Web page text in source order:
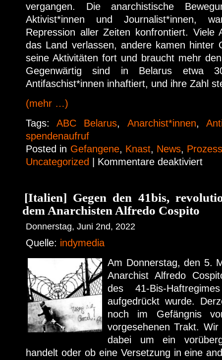
vergangen. Die anarchistische
Aktivist*innen und Journalist*innen,
Repression aller Zeiten konfrontiert. Viele
das Land verlassen, andere kamen hinter
seine Aktivitäten fort und braucht mehr
Gegenwärtig sind in Belarus etwa
Antifaschist*innen inhaftiert, und ihre Zahl
(mehr …)
Tags:ABC Belarus, Anarchist*innen,
spendenaufruf
Posted in Gefangene, Knast, News,
Uncategorized
Kommentare deaktiviert
[Italien] Gegen den 41bis,
dem Anarchisten Alfredo Cospito
Donnerstag, Juni 2nd, 2022
Quelle: indymedia
Am Donnerstag, den 5.
Anarchist Alfredo
des 41-Bis-
aufgedrückt wurde.
noch im Gefängnis
vorgesehenen Trakt.
dabei um ein
handelt oder ob eine Versetzung in eine